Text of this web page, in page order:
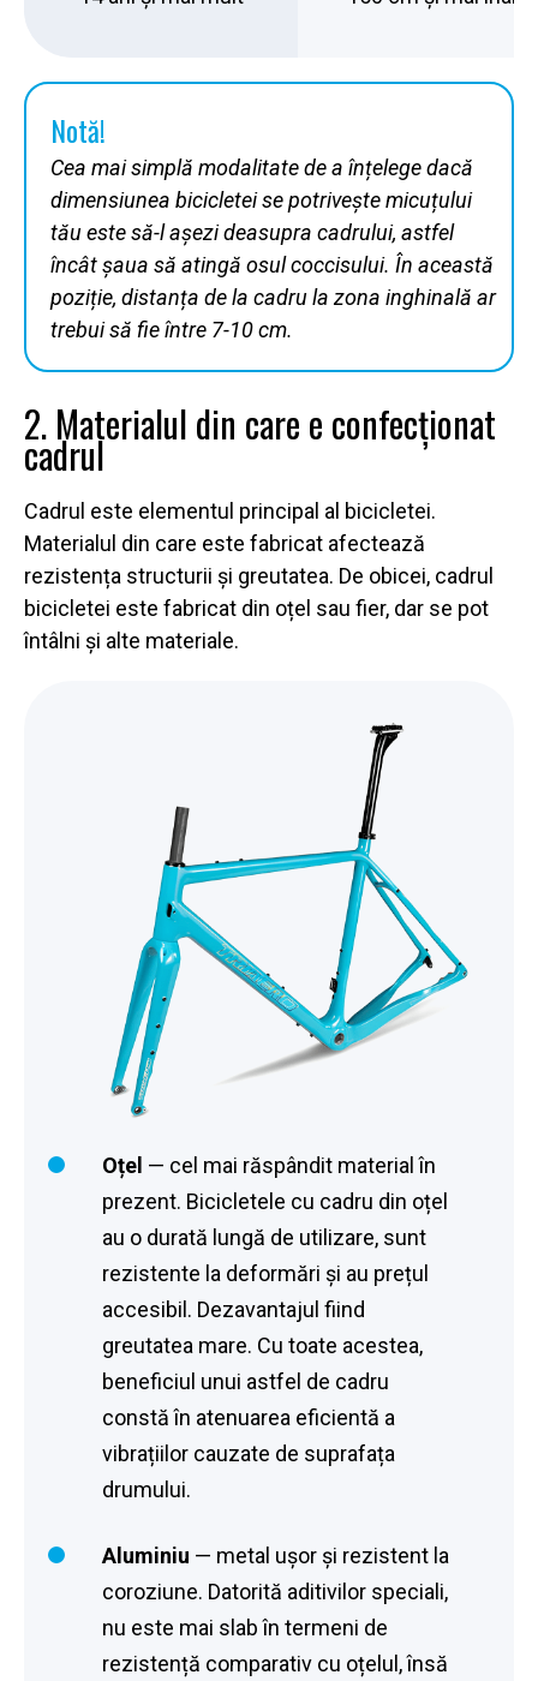
Notă!
Cea mai simplă modalitate de a înțelege dacă
dimensiunea bicicletei se potrivește micuțului
tău este să-l așezi deasupra cadrului, astfel
încât șaua să atingă osul coccisului. În această
poziție, distanța de la cadru la zona inghinală ar
trebui să fie între 7-10 cm.
2. Materialul din care e confecționat
cadrul
Cadrul este elementul principal al bicicletei.
Materialul din care este fabricat afectează
rezistența structurii și greutatea. De obicei, cadrul
bicicletei este fabricat din oțel sau fier, dar se pot
întâlni și alte materiale.
Oțel — cel mai răspândit material în
prezent. Bicicletele cu cadru din oțel
au o durată lungă de utilizare, sunt
rezistente la deformări și au prețul
accesibil. Dezavantajul fiind
greutatea mare. Cu toate acestea,
beneficiul unui astfel de cadru
constă în atenuarea eficientă a
vibrațiilor cauzate de suprafața
drumului.
Aluminiu — metal ușor și rezistent la
coroziune. Datorită aditivilor speciali,
nu este mai slab în termeni de
rezistență comparativ cu oțelul, însă